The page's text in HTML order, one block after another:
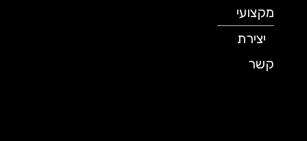
מקצועי
יצירת
קשר